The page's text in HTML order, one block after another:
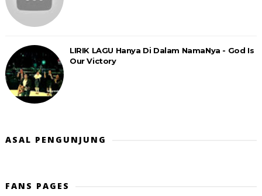
LIRIK LAGU Hanya Di Dalam NamaNya - God Is
Our Victory
ASAL PENGUNJUNG
FANS PAGES